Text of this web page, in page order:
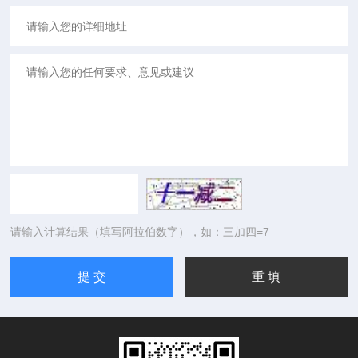
请输入计算结果（填写阿拉伯数字），如：三加四=7